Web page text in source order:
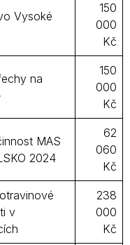
Vysoké
150
000
Kč
na
150
000
Kč
MAS
2024
62
060
Kč
v
238
000
Kč